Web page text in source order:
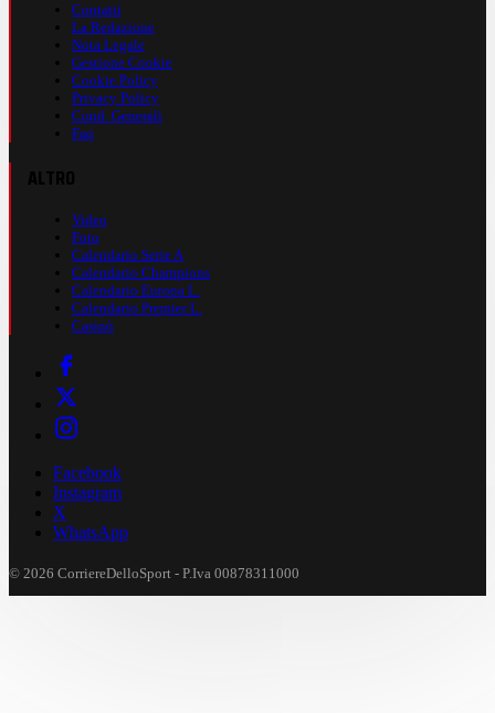
Contatti
La Redazione
Nota Legale
Gestione Cookie
Cookie Policy
Privacy Policy
Cond. Generali
Faq
Video
Foto
Calendario Serie A
Calendario Champions
Calendario Europa L.
Calendario Premier L.
Casinò
Facebook
Instagram
X
WhatsApp
© 2026 CorriereDelloSport - P.Iva 00878311000